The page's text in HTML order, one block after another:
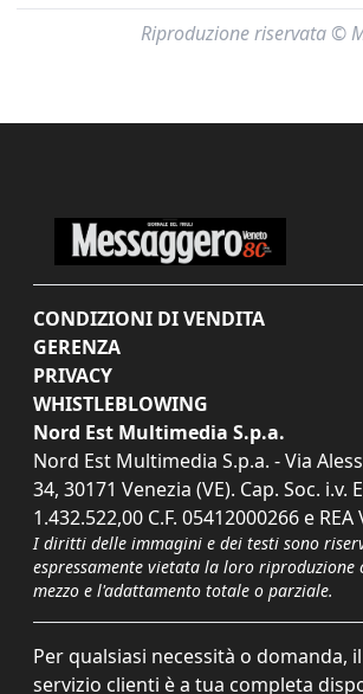
Riproduzione riservata ©
CONDIZIONI DI VENDITA
GERENZA
PRIVACY
WHISTLEBLOWING
Nord Est Multimedia S.p.a.
Nord Est Multimedia S.p.a. - Via
34, 30171 Venezia (VE). Cap. Soc. i.v.
1.432.522,00 C.F. 05412000266 e REA
I diritti delle immagini e dei testi sono
espressamente vietata la loro riproduzione
mezzo e l'adattamento totale o parziale.
Per qualsiasi necessità o domanda,
servizio clienti è a tua completa